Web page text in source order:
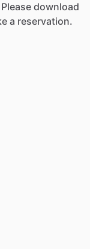
download
a reservation.